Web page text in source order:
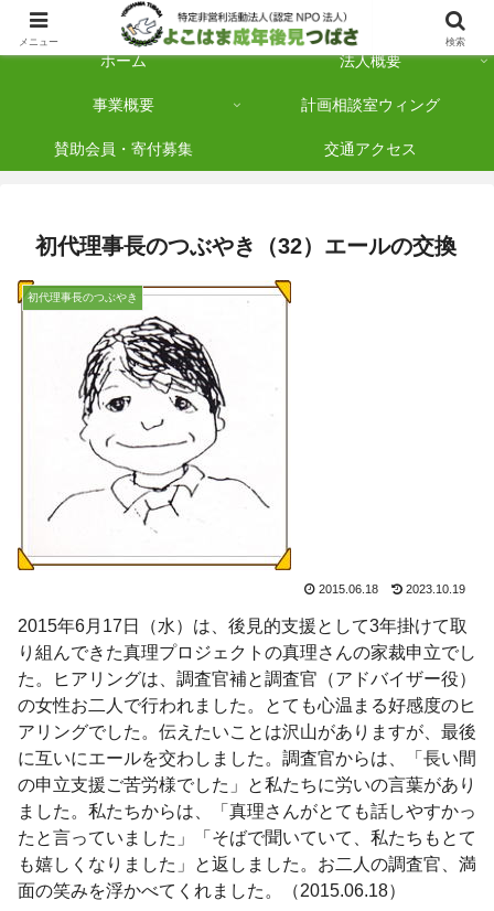
横浜市保土ケ谷区を拠点に「法人後見」を多数手がけている認定NPO法人です
ホーム 法人概要
事業概要 計画相談室ウィング
賛助会員・寄付募集 交通アクセス
初代理事長のつぶやき（32）エールの交換
初代理事長のつぶやき
2015.06.18 2023.10.19
2015年6月17日（水）は、後見的支援として3年掛けて取
り組んできた真理プロジェクトの真理さんの家裁申立でし
た。ヒアリングは、調査官補と調査官（アドバイザー役）
の女性お二人で行われました。とても心温まる好感度のヒ
アリングでした。伝えたいことは沢山がありますが、最後
に互いにエールを交わしました。調査官からは、「長い間
の申立支援ご苦労様でした」と私たちに労いの言葉があり
ました。私たちからは、「真理さんがとても話しやすかっ
たと言っていました」「そばで聞いていて、私たちもとて
も嬉しくなりました」と返しました。お二人の調査官、満
面の笑みを浮かべてくれました。（2015.06.18）
メニュー 検索